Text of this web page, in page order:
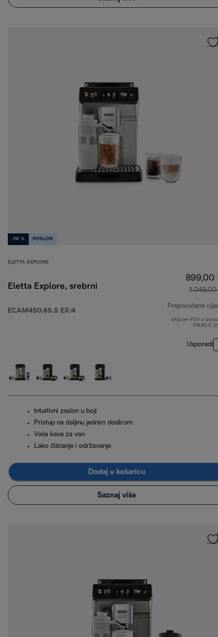
-14 % POKLON
ELETTA EXPLORE
Eletta Explore, srebrni
ECAM450.65.S EX:4
899,00
Preporučena
Uključen PDV u
179,80 €
Usporedi
Intuitivni zaslon u boji
Pristup na daljinu jednim dodirom
Vaša kava za van
Lako čišćenje i održavanje
Dodaj u košaricu
Saznaj više